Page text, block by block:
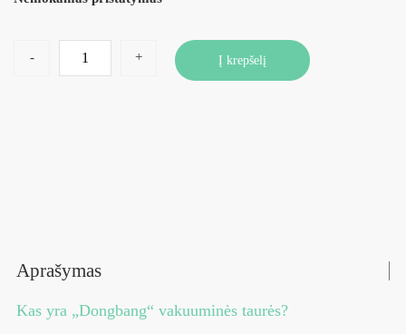
- + Į krepšelį
Aprašymas
Kas yra „Dongbang“ vakuuminės taurės?